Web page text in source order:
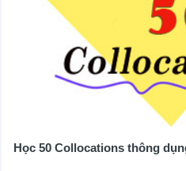
Học 50 Collocations thông